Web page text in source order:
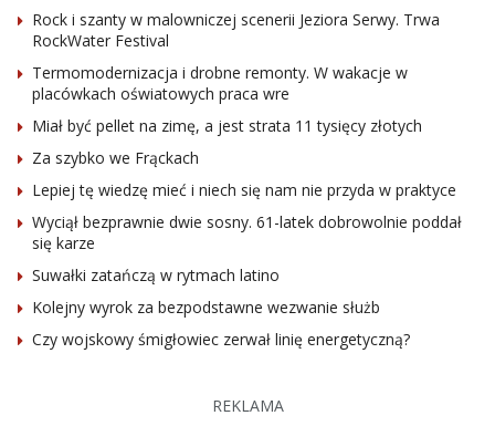
Rock i szanty w malowniczej scenerii Jeziora Serwy. Trwa
RockWater Festival
Termomodernizacja i drobne remonty. W wakacje w
placówkach oświatowych praca wre
Miał być pellet na zimę, a jest strata 11 tysięcy złotych
Za szybko we Frąckach
Lepiej tę wiedzę mieć i niech się nam nie przyda w praktyce
Wyciął bezprawnie dwie sosny. 61-latek dobrowolnie poddał
się karze
Suwałki zatańczą w rytmach latino
Kolejny wyrok za bezpodstawne wezwanie służb
Czy wojskowy śmigłowiec zerwał linię energetyczną?
REKLAMA